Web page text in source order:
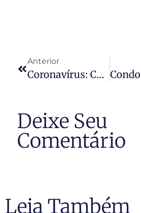
Anterior
Coronavírus: Como Fica A Vida Em Condomínio Em Tempo De Isolamento
Deixe Seu
Comentário
Leia Também